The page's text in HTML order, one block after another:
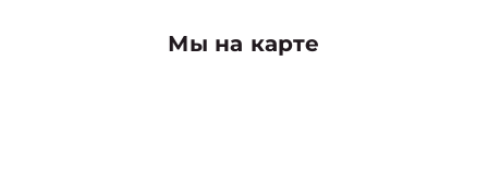
Мы на карте